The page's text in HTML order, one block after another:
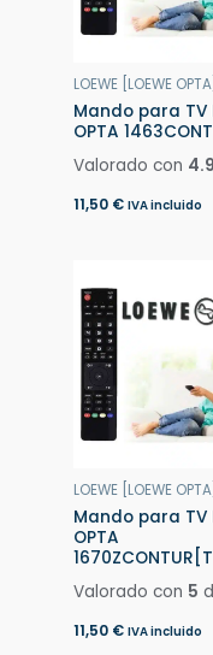
LOEWE [LOEWE OPTA]
Mando para TV
OPTA
Valorado con
11,50 € IVA incluido
LOEWE [LOEWE OPTA]
Mando para TV
OPTA
Valorado con 5
11,50 € IVA incluido